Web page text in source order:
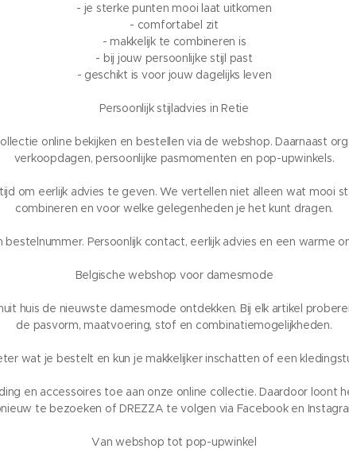
- je sterke punten mooi laat uitkomen
- comfortabel zit
- makkelijk te combineren is
- bij jouw persoonlijke stijl past
- geschikt is voor jouw dagelijks leven
Persoonlijk stijladvies in Retie
online bekijken en bestellen via de webshop. Daarnaast
verkoopdagen, persoonlijke pasmomenten en pop-upwinkels.
om eerlijk advies te geven. We vertellen niet alleen wat mooi
combineren en voor welke gelegenheden je het kunt dragen.
bestelnummer. Persoonlijk contact, eerlijk advies en een warme
Belgische webshop voor damesmode
huis de nieuwste damesmode ontdekken. Bij elk artikel
de pasvorm, maatvoering, stof en combinatiemogelijkheden.
wat je bestelt en kun je makkelijker inschatten of een
en accessoires toe aan onze online collectie. Daardoor
te bezoeken of DREZZA te volgen via Facebook en
Van webshop tot pop-upwinkel